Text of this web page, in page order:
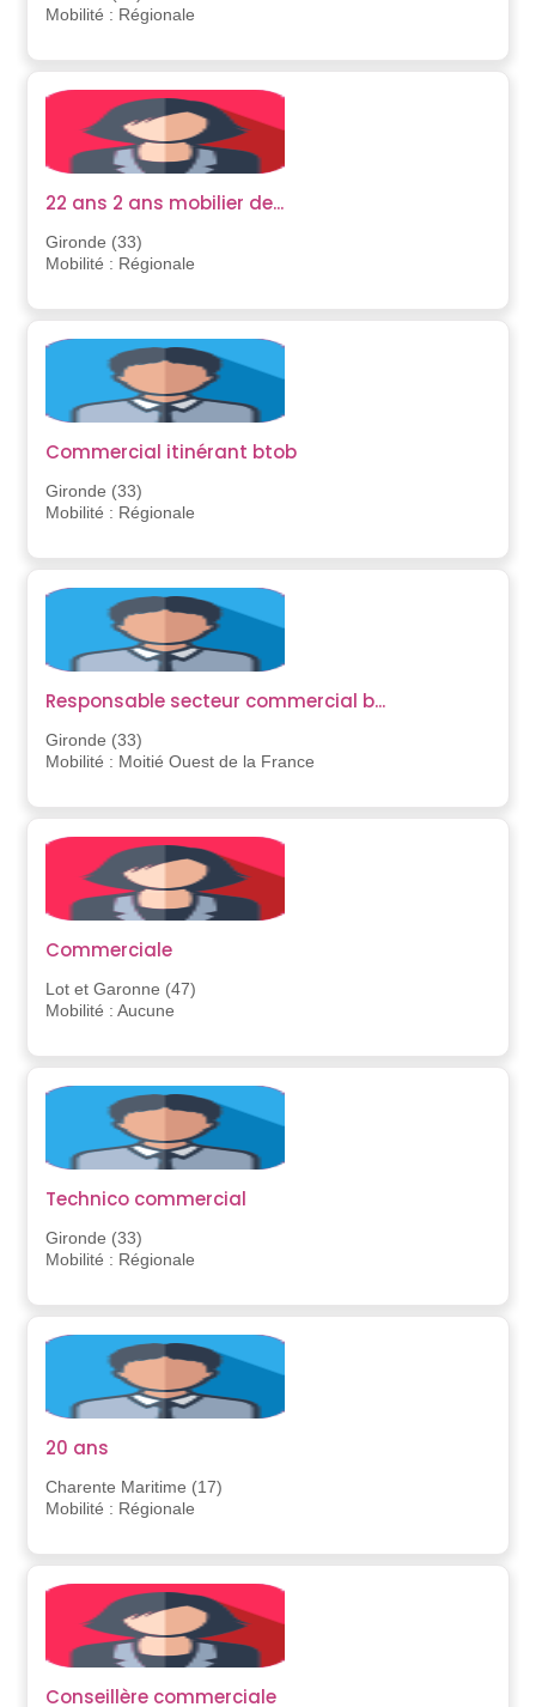
Mobilité : Régionale
22 ans 2 ans mobilier de...
Gironde (33)
Mobilité : Régionale
Commercial itinérant btob
Gironde (33)
Mobilité : Régionale
Responsable secteur commercial b...
Gironde (33)
Mobilité : Moitié Ouest de la France
Commerciale
Lot et Garonne (47)
Mobilité : Aucune
Technico commercial
Gironde (33)
Mobilité : Régionale
20 ans
Charente Maritime (17)
Mobilité : Régionale
Conseillère commerciale